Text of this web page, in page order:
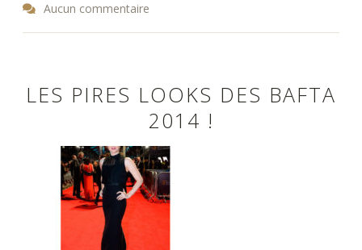
Aucun commentaire
LES PIRES LOOKS DES BAFTA
2014 !